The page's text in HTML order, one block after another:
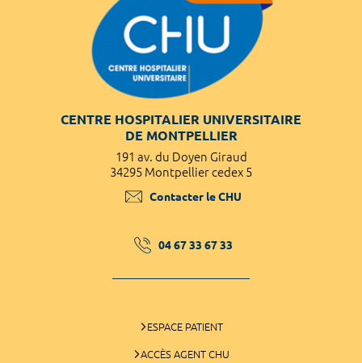
CENTRE HOSPITALIER UNIVERSITAIRE
DE MONTPELLIER
191 av. du Doyen Giraud
34295 Montpellier cedex 5
Contacter le CHU
04 67 33 67 33
ESPACE PATIENT
ACCÈS AGENT CHU